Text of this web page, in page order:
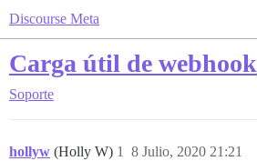
Discourse Meta
Carga útil de webhook
Soporte
hollyw (Holly W) 8 Julio, 2020 21:21
1